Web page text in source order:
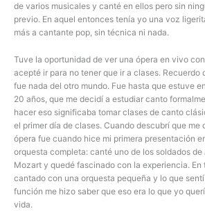
de varios musicales y canté en ellos pero sin
previo. En aquel entonces tenía yo una voz
más a cantante pop, sin técnica ni nada.
Tuve la oportunidad de ver una ópera en vivo
acepté ir para no tener que ir a clases. Recuerdo
fue nada del otro mundo. Fue hasta que estuve
20 años, que me decidí a estudiar canto
hacer eso significaba tomar clases de canto
el primer día de clases. Cuando descubrí que me
ópera fue cuando hice mi primera presentación
orquesta completa: canté uno de los soldados de
Mozart y quedé fascinado con la experiencia. En
cantado con una orquesta pequeña y lo que
función me hizo saber que eso era lo que yo
vida.